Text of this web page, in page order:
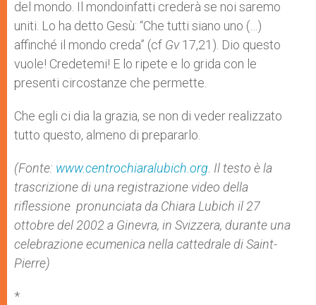
del mondo. Il mondoinfatti crederà se noi saremo
uniti. Lo ha detto Gesù: “Che tutti siano uno (…)
affinché il mondo creda” (cf Gv17,21). Dio questo
vuole! Credetemi! E lo ripete e lo grida con le
presenti circostanze che permette.
Che egli ci dia la grazia, se non di veder realizzato
tutto questo, almeno di prepararlo.
(Fonte: www.centrochiaralubich.org . Il testo è la
trascrizione di una registrazione video della
riflessione pronunciata da Chiara Lubich il 27
ottobre del 2002 a Ginevra, in Svizzera, durante una
celebrazione ecumenica nella cattedrale di Saint-
Pierre)
*